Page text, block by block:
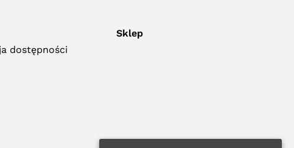
dostępności
Sklep